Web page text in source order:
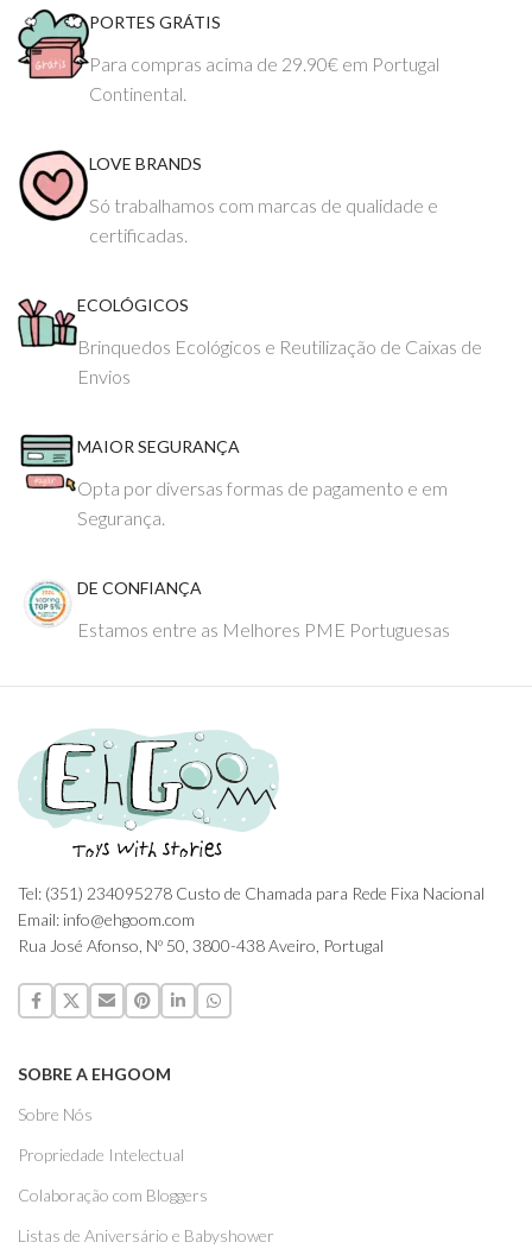
PORTES GRÁTIS
Para compras acima de 29.90€ em Portugal
Continental.
LOVE BRANDS
Só trabalhamos com marcas de qualidade e
certificadas.
ECOLÓGICOS
Brinquedos Ecológicos e Reutilização de Caixas de
Envios
MAIOR SEGURANÇA
Opta por diversas formas de pagamento e em
Segurança.
DE CONFIANÇA
Estamos entre as Melhores PME Portuguesas
Tel: (351) 234095278 Custo de Chamada para Rede Fixa Nacional
Email: info@ehgoom.com
Rua José Afonso, Nº 50, 3800-438 Aveiro, Portugal
SOBRE A EHGOOM
Sobre Nós
Propriedade Intelectual
Colaboração com Bloggers
Listas de Aniversário e Babyshower